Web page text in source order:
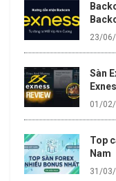
23/
Sàn
01/
Top
Nam
31/